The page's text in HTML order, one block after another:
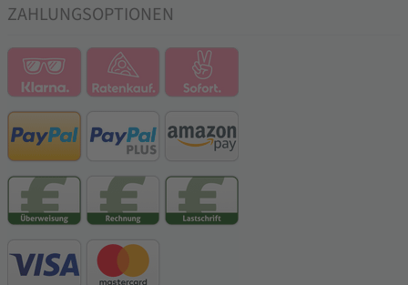
ZAHLUNGSOPTIONEN